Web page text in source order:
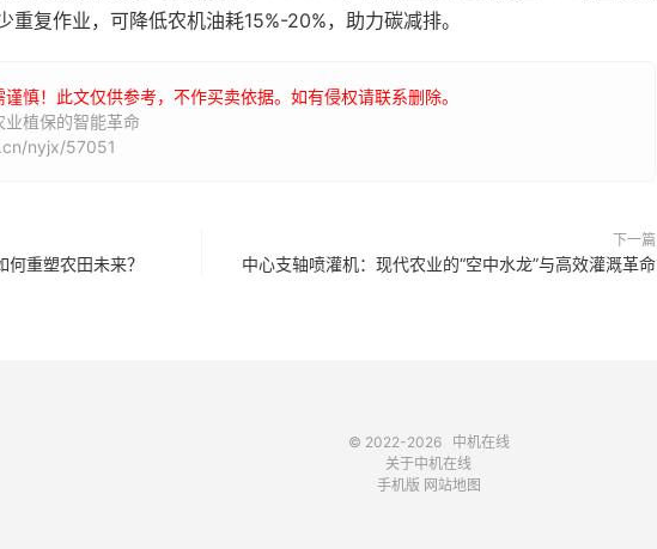
重复作业，可降低农机油耗15%-20%，助力碳减排。
慎！此文仅供参考，不作买卖依据。如有侵权请联系删除。
植保的智能革命
nyjx/57051
何重塑农田未来？
下一篇
中心支轴喷灌机：现代农业的“空中水龙”与高效灌溉革命
© 2022-2026 中机在线
关于中机在线
手机版 网站地图